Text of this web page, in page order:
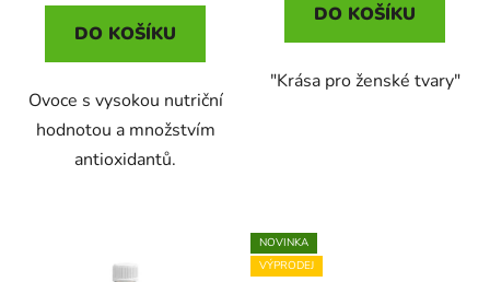
DO KOŠÍKU
Ovoce s vysokou nutriční
hodnotou a množstvím
antioxidantů.
DO KOŠÍKU
"Krása pro ženské tvary"
NOVINKA
VÝPRODEJ